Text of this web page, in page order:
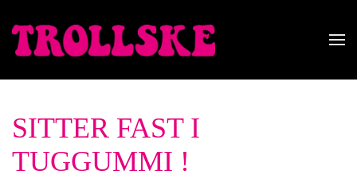
Skip to main content
SITTER FAST I
TUGGUMMI !